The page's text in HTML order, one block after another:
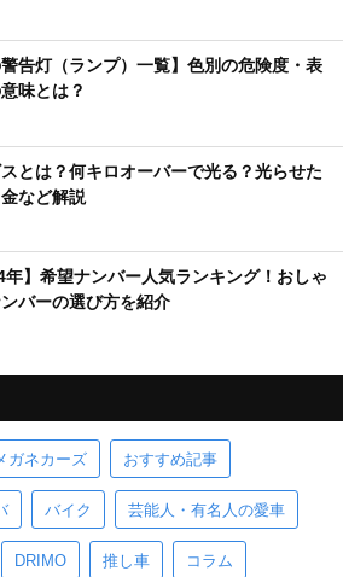
警告灯（ランプ）一覧】色別の危険度・表
味とは？
とは？何キロオーバーで光る？光らせた
など解説
年】希望ナンバー人気ランキング！おしゃ
バーの選び方を紹介
ガネカーズ おすすめ記事
バイク 芸能人・有名人の愛車
DRIMO 推し車 コラム